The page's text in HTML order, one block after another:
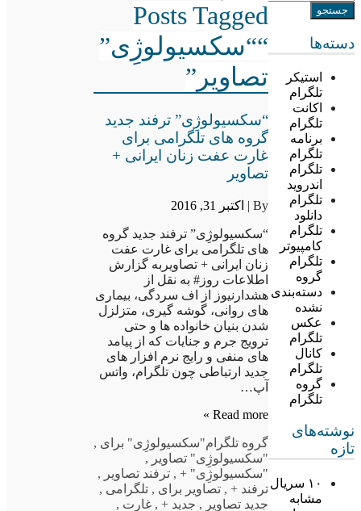
دسته‌ها
استیکر
تلگرام
اکانت
تلگرام
برنامه
تلگرام
تلگرام
اندروید
تلگرام
دانلود
تلگرام
کامپیوتر
تلگرام
گروه
دسته‌بندی
نشده
عکس
تلگرام
کانال
تلگرام
گروه
تلگرام
نوشته‌های
تازه
۱۰ سریال
مشابه
Posts Tagged
““سکسیولوژِی”
تصاویر”
“سکسیولوژِی” ترفند جدید
گروه های تلگرامی برای
غارت عفت زنان ایرانی +
تصاویر
By | اکتبر 31, 2016
“سکسیولوژِی” ترفند جدید گروه
های تلگرامی برای غارت عفت
زنان ایرانی + تصاویربه گزارش
اطلاعات روز# به نقل از
هشدارنیوز از اف سردگی، بیماری
های روانی، گوشه گیری، متزلزل
شدن بنیان خانواده ها و حتی
ترویج جرم و جنایات که از پیامد
های منفی و رایج نرم افزار های
جدید ارتباطی چون تلگرام، واتس
آپ…
Read more »
گروه تلگرام"سکسیولوژِی" برای ,
"سکسیولوژِی" تصاویر ,
"سکسیولوژِی" +, ترفند تصاویر ,
ترفند +, تصاویر برای , تلگرامی ,
جدید تصاویر , جدید +, غارت ,